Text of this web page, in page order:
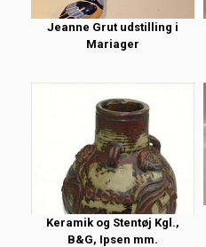
Jeanne Grut udstilling i
Mariager
Keramik og Stentøj Kgl.,
B&G, Ipsen mm.